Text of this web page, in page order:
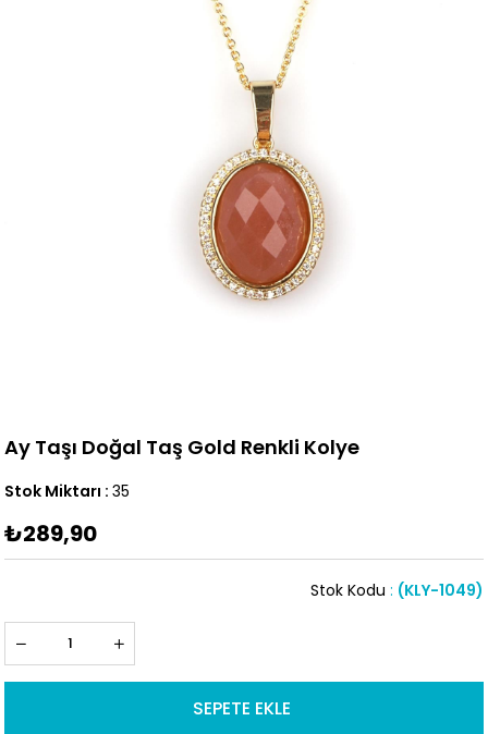
Ay Taşı Doğal Taş Gold Renkli Kolye
Stok Miktarı : 35
₺289,90
(KLY-1049)
Stok Kodu